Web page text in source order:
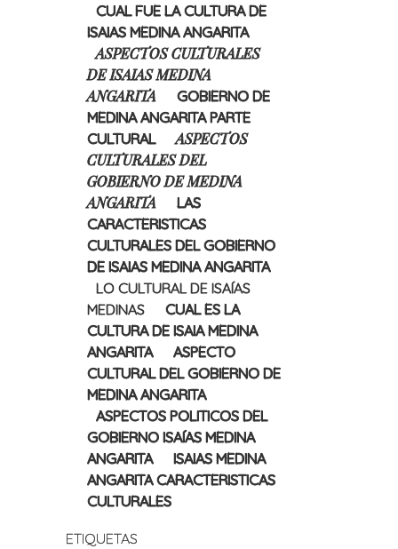
CUAL FUE LA CULTURA DE
ISAIAS MEDINA ANGARITA
ASPECTOS CULTURALES
DE ISAIAS MEDINA
ANGARITA
GOBIERNO DE
MEDINA ANGARITA PARTE
CULTURAL
ASPECTOS
CULTURALES DEL
GOBIERNO DE MEDINA
ANGARITA
LAS
CARACTERISTICAS
CULTURALES DEL GOBIERNO
DE ISAIAS MEDINA ANGARITA
LO CULTURAL DE ISAÍAS
MEDINAS
CUAL ES LA
CULTURA DE ISAIA MEDINA
ANGARITA
ASPECTO
CULTURAL DEL GOBIERNO DE
MEDINA ANGARITA
ASPECTOS POLITICOS DEL
GOBIERNO ISAÍAS MEDINA
ANGARITA
ISAIAS MEDINA
ANGARITA CARACTERISTICAS
CULTURALES
ETIQUETAS